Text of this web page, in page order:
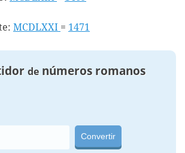
MCDLXXI = 1471
de números romanos
Convertir